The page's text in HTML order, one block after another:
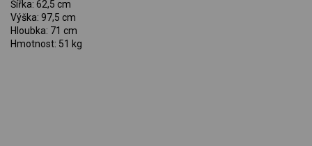
Šířka: 62,5 cm
Výška: 97,5 cm
Hloubka: 71 cm
Hmotnost: 51 kg